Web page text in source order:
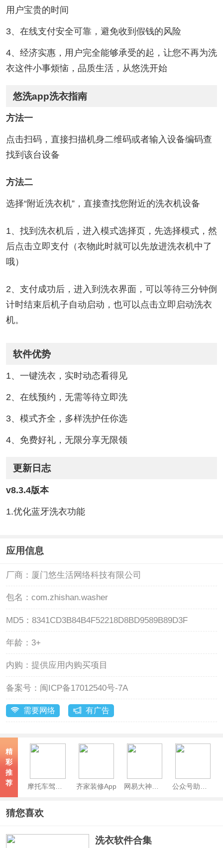
用户宝贵的时间
3、在线支付安全可靠，避免收到假钱的风险
4、经济实惠，用户完全能够承受的起，让您不再为洗
衣这件小事烦恼，品质生活，从悠洗开始
悠洗app洗衣指南
方法一
点击扫码，直接扫描机身二维码或者输入设备编码查
找到该台设备
方法二
选择“附近洗衣机”，直接查找您附近的洗衣机设备
1、找到洗衣机后，进入模式选择页，先选择模式，然
后点击立即支付（衣物此时就可以先放进洗衣机中了
哦）
2、支付成功后，进入到洗衣界面，可以等待三分钟倒
计时结束后机子自动启动，也可以点击立即启动洗衣
机。
软件优势
1、一键洗衣，实时动态看得见
2、在线预约，无需等待立即洗
3、模式齐全，多样洗护任你选
4、免费好礼，无限分享无限领
更新日志
v8.3.4版本
1.优化蓝牙洗衣功能
应用信息
厂商： 厦门悠生活网络科技有限公司
包名： com.zhishan.washer
MD5： 8341CD3B84B4F52218D8BD9589B89D3F
年龄： 3+
内购： 提供应用内购买项目
备案号： 闽ICP备17012540号-7A
需要网络 有广告
精
彩
推
荐
摩托车驾考app 齐家装修App 网易大神极速版 公众号助手App
猜您喜欢
洗衣软件合集